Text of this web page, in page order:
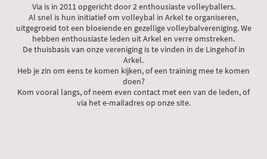
Via is in 2011 opgericht door 2 enthousiaste volleyballers.
Al snel is hun initiatief om volleybal in Arkel te organiseren,
uitgegroeid tot een bloeiende en gezellige volleybalvereniging. We
hebben enthousiaste leden uit Arkel en verre omstreken.
De thuisbasis van onze vereniging is te vinden in de Lingehof in
Arkel.
Heb je zin om eens te komen kijken, of een training mee te komen
doen?
Kom vooral langs, of neem even contact met een van de leden, of
via het e-mailadres op onze site.